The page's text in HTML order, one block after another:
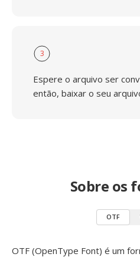
3
Espere o arquivo ser
então, baixar o seu
Sobre os
OTF
OTF (OpenType Font) é um